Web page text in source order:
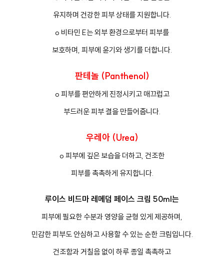
유지하며 건강한 피부 상태를 지원합니다.
o 비타민 E는 외부 환경으로부터 피부를
보호하며, 피부에 윤기와 생기를 더합니다.
판테놀 (Panthenol)
o 피부를 편안하게 진정시키고 매끄럽고
부드러운 피부 결을 만들어줍니다.
우레아 (Urea)
o 피부에 깊은 보습을 더하고, 건조한
피부를 촉촉하게 유지합니다.
루이스 비드마 레메덤 페이스 크림 50ml는
피부에 필요한 수분과 영양을 균형 있게 제공하며,
민감한 피부도 안심하고 사용할 수 있는 순한 크림입니다.
건조함과 거칠음 없이 하루 종일 촉촉하고